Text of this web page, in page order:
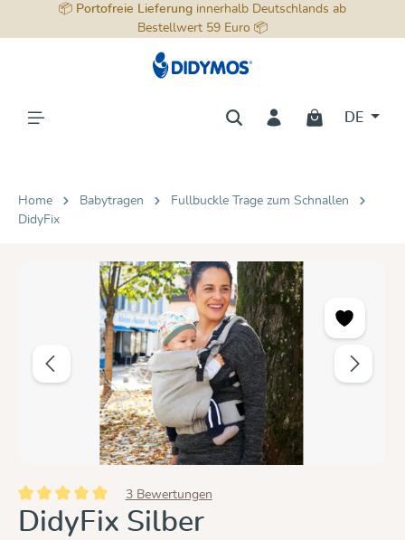
springen
📦 Portofreie Lieferung innerhalb Deutschlands ab
Bestellwert 59 Euro 📦
DE
Home Babytragen
Fullbuckle Trage zum Schnallen
DidyFix
Bildergalerie überspringen
Durchschnittliche Bewertung von 5 von 5 Sternen
3 Bewertungen
DidyFix Silber